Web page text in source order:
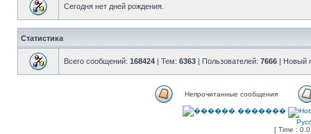
Сегодня нет дней рождения.
Статистика
Всего сообщений: 168424 | Тем: 6363 | Пользователей: 7666 | Новый
Непрочитанные сообщения
[ Time :